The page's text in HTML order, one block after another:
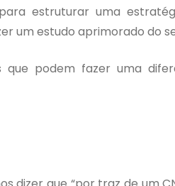
estruturar uma
um estudo aprimorado do
que podem fazer uma